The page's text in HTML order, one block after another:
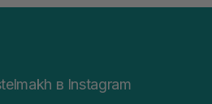
в Instagram